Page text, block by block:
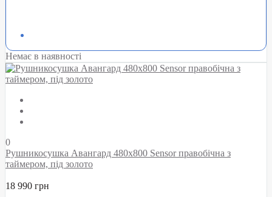
Немає в наявності
0
Рушникосушка Авангард 480х800 Sensor правобічна з
таймером, під золото
18 990 грн